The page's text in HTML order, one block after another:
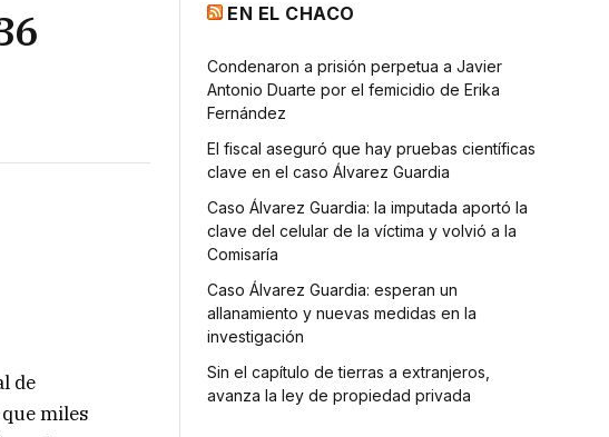
de
miles
EN EL CHACO
Condenaron a prisión perpetua a Javier
Antonio Duarte por el femicidio de Erika
Fernández
El fiscal aseguró que hay pruebas científicas
clave en el caso Álvarez Guardia
Caso Álvarez Guardia: la imputada aportó la
clave del celular de la víctima y volvió a la
Comisaría
Caso Álvarez Guardia: esperan un
allanamiento y nuevas medidas en la
investigación
Sin el capítulo de tierras a extranjeros,
avanza la ley de propiedad privada